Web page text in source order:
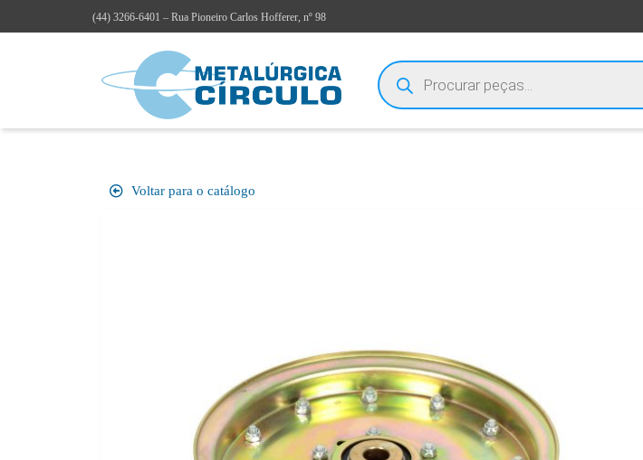
(44) 3266-6401 – Rua Pioneiro Carlos Hofferer, nº 98
Voltar para o catálogo